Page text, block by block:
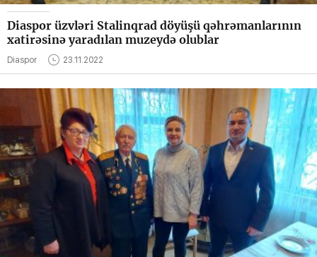
Diaspor üzvləri Stalinqrad döyüşü qəhrəmanlarının
xatirəsinə yaradılan muzeydə olublar
Diaspor 23.11.2022